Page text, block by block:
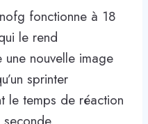
fonctionne à 18
le rend
nouvelle image
sprinter
le temps de réaction